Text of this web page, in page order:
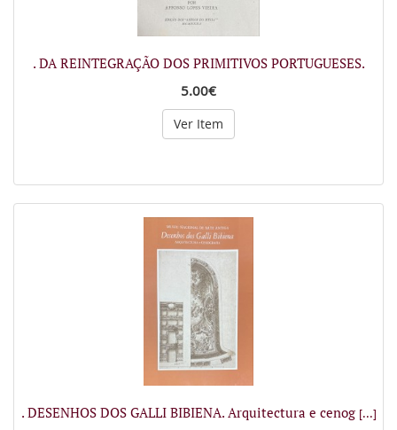
. DA REINTEGRAÇÃO DOS PRIMITIVOS PORTUGUESES.
5.00€
Ver Item
. DESENHOS DOS GALLI BIBIENA. Arquitectura e cenog [...]